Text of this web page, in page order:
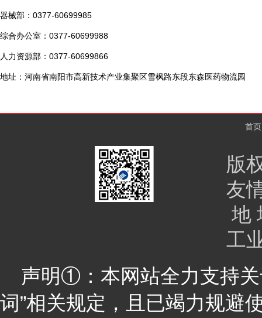
器械部：0377-60699985
综合办公室：0377-60699988
人力资源部：0377-60699866
地址：河南省南阳市高新技术产业集聚区雪枫路东段东森医药物流园
首页
版
友
地
工
声明①：本网站全力支持关
词”相关规定，且已竭力规避